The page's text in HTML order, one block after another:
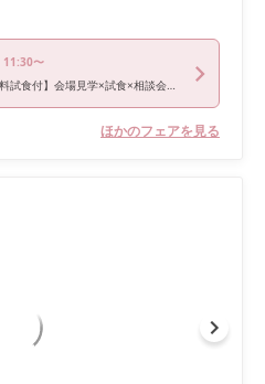
11:30〜
【贅沢ミニコース★無料試食付】会場見学×試食×相談会！プレミアムフェア
ほかのフェアを見る